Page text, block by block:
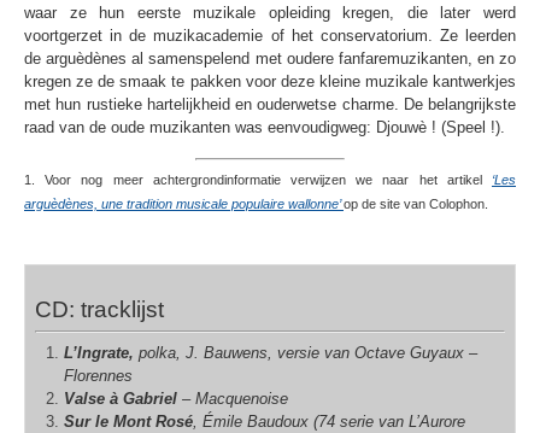
waar ze hun eerste muzikale opleiding kregen, die later werd
voortgerzet in de muzikacademie of het conservatorium. Ze leerden
de arguèdènes al samenspelend met oudere fanfaremuzikanten, en zo
kregen ze de smaak te pakken voor deze kleine muzikale kantwerkjes
met hun rustieke hartelijkheid en ouderwetse charme. De belangrijkste
raad van de oude muzikanten was eenvoudigweg: Djouwè ! (Speel !).
1. Voor nog meer achtergrondinformatie verwijzen we naar het artikel ‘Les
arguèdènes, une tradition musicale populaire wallonne’op de site van Colophon.
CD: tracklijst
L’Ingrate, polka, J. Bauwens, versie van Octave Guyaux –
Florennes
Valse à Gabriel – Macquenoise
Sur le Mont Rosé , Émile Baudoux (74 serie van L’Aurore